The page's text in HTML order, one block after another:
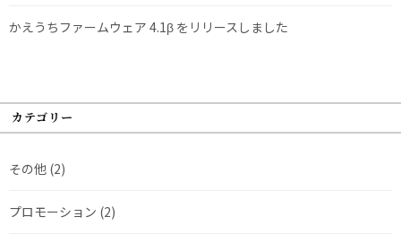
かえうちファームウェア 4.1β をリリースしました
カテゴリー
その他 (2)
プロモーション (2)